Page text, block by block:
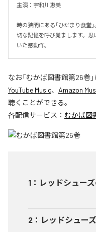
主演：宇和川恵美
時の狭間にある「ひだまり食堂
切な記憶を呼び覚まします。
いた感動作。
なお「むかば図書館第26巻
YouTube Music、 Amazon
聴くことができる。
各配信サービス： むかば図
1 ： レッドシュー
2 ： レッドシュー